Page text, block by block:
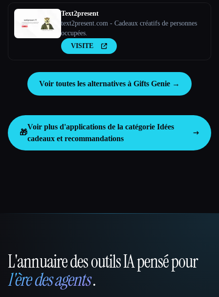
Text2present
text2present.com - Cadeaux créatifs de personnes
occupées.
VISITE
Voir toutes les alternatives à Gifts Genie →
🎁
Voir plus d'applications de la catégorie Idées
cadeaux et recommandations
That AI Collection
L'annuaire des outils IA pensé pour
l'ère des agents.